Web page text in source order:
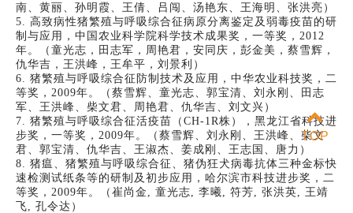
南、黄丽、孙明霞、王倩、吕闯、汤艳东、王海明、张洪亮）
5. 高致病性猪繁殖与呼吸综合征病原分离鉴定及弱毒疫苗的研
制与应用，中国农业科学院科学技术成果奖，一等奖，2012
年。（童光志，田志军，周艳君，安同庆，彭金美，蔡雪辉，
仇华吉，王洪峰，王牟平，刘景利）
6. 猪繁殖与呼吸综合征防制技术及应用，中华农业科技奖，二
等奖，2009年。（蔡雪辉、童光志、郭宝清、刘永刚、田志
军、王洪峰、柴文君、周艳君、仇华吉、刘文兴）
7. 猪繁殖与呼吸综合征活疫苗（CH-1R株），黑龙江省科技进
步奖，一等奖，2009年。（蔡雪辉、刘永刚、王洪峰、柴文
君、郭宝清、仇华吉、王淑杰、姜成刚、王志国、唐力）
8. 猪瘟、猪繁殖与呼吸综合征、猪伪狂犬病毒抗体三种金标快
速检测试纸条等的研制及初步应用，哈尔滨市科技进步奖，二
等奖，2009年。（崔尚金, 童光志, 李曦, 符芳, 张洪英, 王靖
飞, 孔令达）
TOP